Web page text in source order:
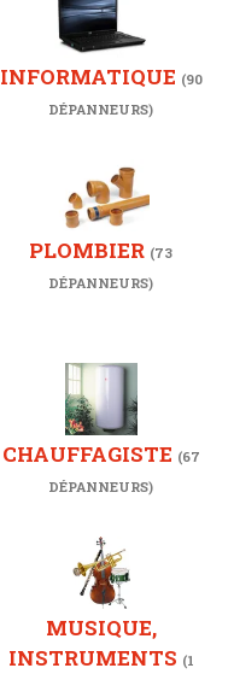
INFORMATIQUE (90
DÉPANNEURS)
PLOMBIER (73
DÉPANNEURS)
CHAUFFAGISTE (67
DÉPANNEURS)
MUSIQUE,
INSTRUMENTS (1